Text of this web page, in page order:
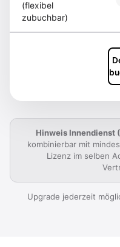
(flexibel
zubuchbar)
Hinweis Innendienst
kombinierbar mit
Lizenz im selben
Upgrade jederzeit